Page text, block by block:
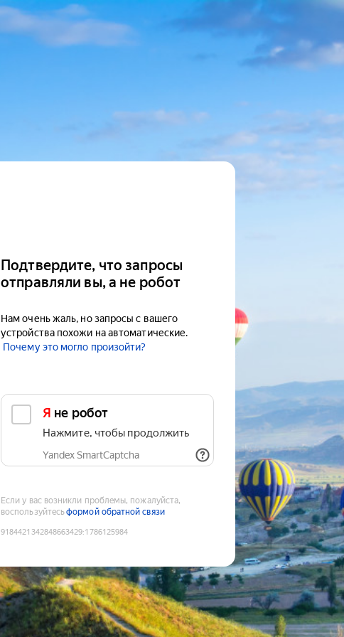
Подтвердите, что запросы
отправляли вы, а не робот
Нам очень жаль, но запросы с вашего
устройства похожи на автоматические.
Почему это могло произойти?
Я не робот
Нажмите, чтобы продолжить
Yandex SmartCaptcha
Если у вас возникли проблемы, пожалуйста,
воспользуйтесьформой обратной связи
9184421342848663429:1786125984